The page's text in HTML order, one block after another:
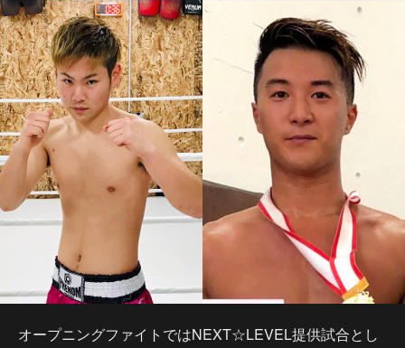
オープニングファイトではNEXT☆LEVEL提供試合とし